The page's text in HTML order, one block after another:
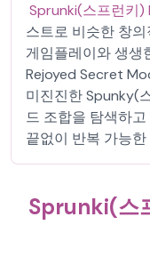
Sprunki(스프런키)
스트로 비슷한 창
게임플레이와 생생
Rejoyed Secret
미진진한 Spunky(
드 조합을 탐색하
끝없이 반복 가능
Sprunki(스